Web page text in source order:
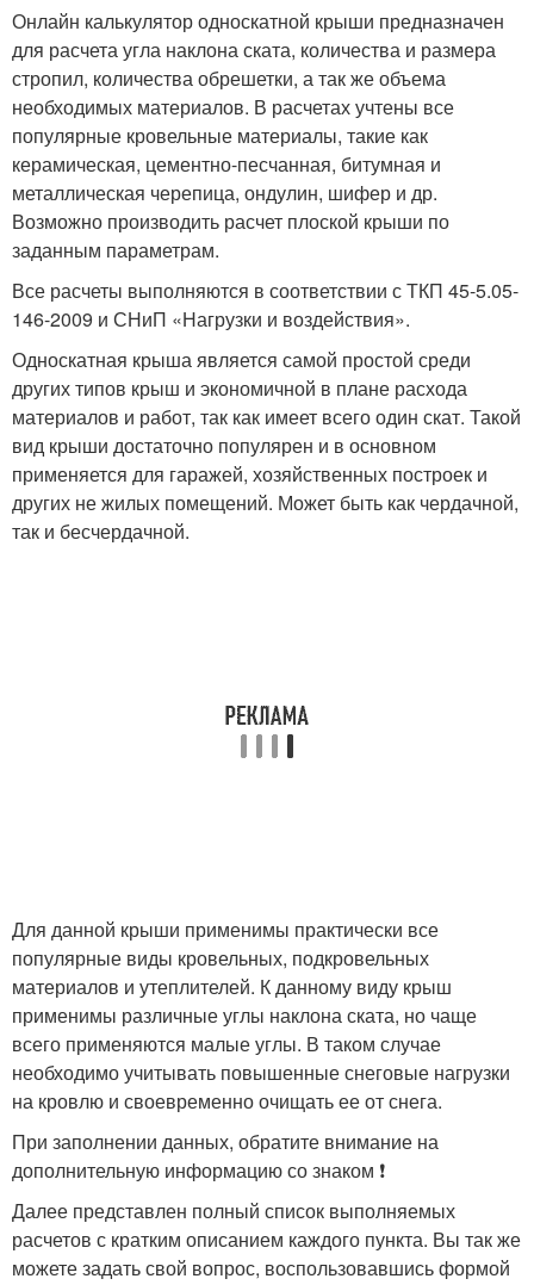
Онлайн калькулятор односкатной крыши предназначен
для расчета угла наклона ската, количества и размера
стропил, количества обрешетки, а так же объема
необходимых материалов. В расчетах учтены все
популярные кровельные материалы, такие как
керамическая, цементно-песчанная, битумная и
металлическая черепица, ондулин, шифер и др.
Возможно производить расчет плоской крыши по
заданным параметрам.
Все расчеты выполняются в соответствии с ТКП 45-5.05-
146-2009 и СНиП «Нагрузки и воздействия».
Односкатная крыша является самой простой среди
других типов крыш и экономичной в плане расхода
материалов и работ, так как имеет всего один скат. Такой
вид крыши достаточно популярен и в основном
применяется для гаражей, хозяйственных построек и
других не жилых помещений. Может быть как чердачной,
так и бесчердачной.
Для данной крыши применимы практически все
популярные виды кровельных, подкровельных
материалов и утеплителей. К данному виду крыш
применимы различные углы наклона ската, но чаще
всего применяются малые углы. В таком случае
необходимо учитывать повышенные снеговые нагрузки
на кровлю и своевременно очищать ее от снега.
При заполнении данных, обратите внимание на
дополнительную информацию со знаком ❗
Далее представлен полный список выполняемых
расчетов с кратким описанием каждого пункта. Вы так же
можете задать свой вопрос, воспользовавшись формой